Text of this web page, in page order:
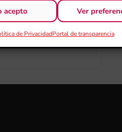
acepto Ver
de PrivacidadPortal de transparencia
+ iCal / Outlook